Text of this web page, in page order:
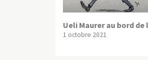
Ueli Maurer au bord de
1 octobre 2021